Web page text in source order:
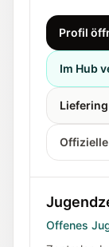
Profil
Im Hub
Offenes